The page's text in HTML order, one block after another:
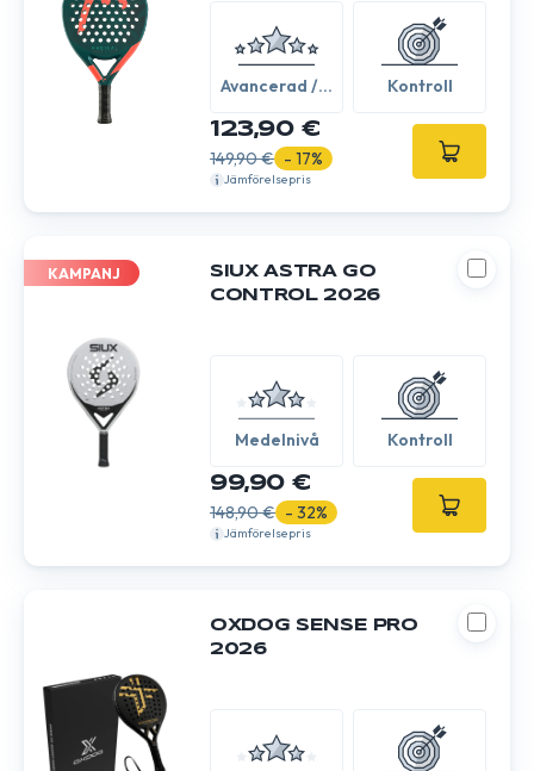
Avancerad /
Kontroll
123,90 €
149,90 € - 17%
Jämförelsepris
KAMPANJ
SIUX ASTRA GO
CONTROL 2026
Medelnivå Kontroll
99,90 €
148,90 € - 32%
Jämförelsepris
OXDOG SENSE PRO
2026